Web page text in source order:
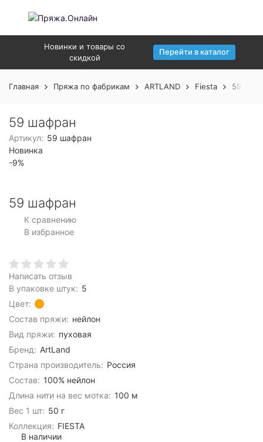
Новинки и товары со
скидкой
Перейти в каталог
Главная Пряжа по фабрикам ARTLAND Fiesta 59
59 шафран
Артикул: 59 шафран
Новинка
-9%
59 шафран
К сравнению
В избранное
Написать отзыв
В упаковке штук: 5
Цвет:
Состав пряжи: нейлон
Вид пряжи: пуховая
Бренд: ArtLand
Страна производитель: Россия
Состав: 100% нейлон
Длина нити на вес мотка: 100 м
Вес 1 шт: 50 г
Коллекция: FIESTA
В наличии